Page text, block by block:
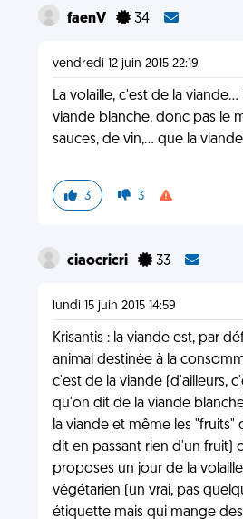
faenV 34
vendredi 12 juin 2015 22:19
La volaille, c'est de la
viande blanche, donc pas le
sauces, de vin,... que la
3 3
ciaocricri 33
lundi 15 juin 2015 14:59
Krisantis : la viande est, par
animal destinée à la
c'est de la viande (d'ailleurs,
qu'on dit de la viande
la viande et même les
dit en passant rien d'un fruit)
proposes un jour de la
végétarien (un vrai, pas
étiquette mais qui mange